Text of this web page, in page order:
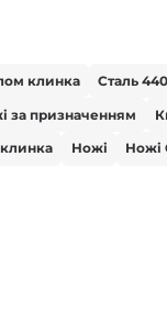
клинка Сталь
за призначенням
Ножі Ножі